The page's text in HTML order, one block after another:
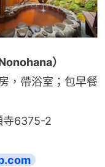
）
，帶浴室；包早餐
寺6375-2